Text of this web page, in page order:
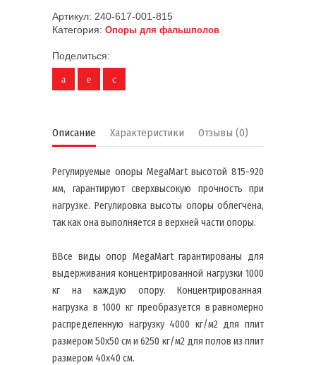
Артикул: 240-617-001-815
Категория: Опоры для фальшполов
Поделиться:
Описание Характеристики Отзывы (0)
Регулируемые опоры MegaMart высотой 815-920
мм, гарантируют сверхвысокую прочность при
нагрузке. Регулировка высоты опоры облегчена,
так как она выполняется в верхней части опоры.
ВВсе виды опор MegaMart гарантированы для
выдерживания концентрированной нагрузки 1000
кг на каждую опору. Концентрированная
нагрузка в 1000 кг преобразуется в равномерно
распределенную нагрузку 4000 кг/м2 для плит
размером 50х50 см и 6250 кг/м2 для полов из плит
размером 40х40 см.